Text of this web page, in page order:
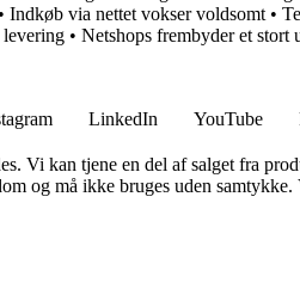
• Indkøb via nettet vokser voldsomt •
levering • Netshops frembyder et
LinkedIn YouTube
Vi kan tjene en del af salget fra
og må ikke bruges uden